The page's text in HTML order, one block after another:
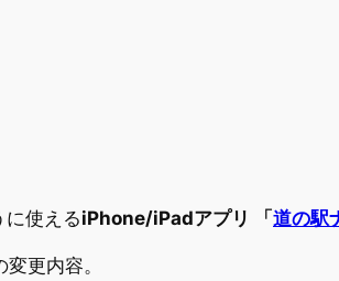
に使えるiPhone/iPadアプリ 「道の駅
更内容。